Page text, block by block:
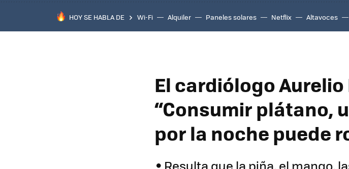
HOY SE HABLA DE Wi-Fi Alquiler Paneles solares Netflix Altavoces
El cardiólogo Aurelio
“Consumir plátano,
por la noche puede
Resulta que la piña, el mango,